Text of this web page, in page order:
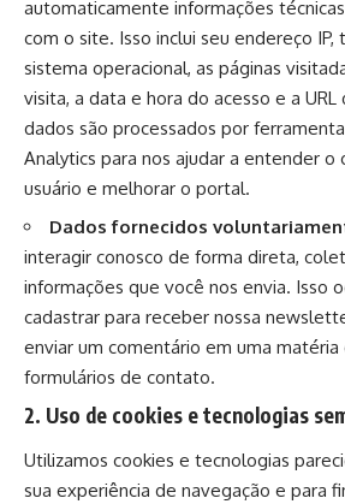
automaticamente informações
com o site. Isso inclui seu endereço IP,
sistema operacional, as páginas
visita, a data e hora do acesso e a URL
dados são processados por
Analytics para nos ajudar a entender
usuário e melhorar o portal.
Dados fornecidos
interagir conosco de forma direta,
informações que você nos envia. Isso
cadastrar para receber nossa
enviar um comentário em uma matéria
formulários de contato.
2. Uso de cookies e tecnologias
Utilizamos cookies e tecnologias
sua experiência de navegação e para